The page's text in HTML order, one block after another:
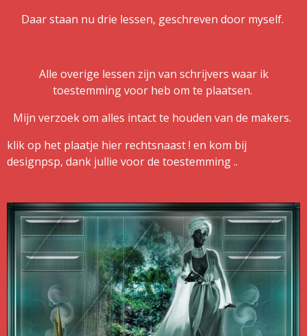
Daar staan nu drie lessen, geschreven door myself.
Alle overige lessen zijn van schrijvers waar ik
toestemming voor heb om te plaatsen.
Mijn verzoek om alles intact te houden van de makers.
klik op het plaatje hier rechtsnaast ! en kom bij
designpsp, dank jullie voor de toestemming ..